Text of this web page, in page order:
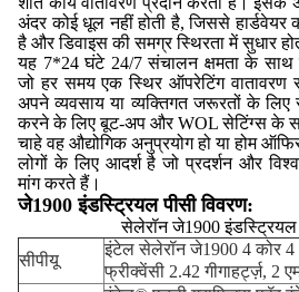
अंदर कोई धूल नहीं होती है, जिससे हार्डवेयर
है और डिवाइस की समग्र स्थिरता में सुधार
यह 7*24 घंटे 24/7 संचालन क्षमता के साथ
जो हर समय एक स्थिर ऑपरेटिंग
अपने व्यवसाय या व्यक्तिगत जरूरतों के लिए
करने के लिए बूट-अप और WOL सेटिंग्स के
चाहे वह औद्योगिक अनुप्रयोग हो या होम
लोगों के लिए आदर्श है जो प्रदर्शन और
मांग करते हैं।
जे1900 इंडस्ट्रियल पीसी विवरण:
सेलेरॉन जे1900 इंडस्ट्रियल
सीपीयू
इंटेल सेलेरॉन जे1900 4 कोर 4
फ्रीक्वेंसी 2.42 गीगाहर्ट्ज़, 2